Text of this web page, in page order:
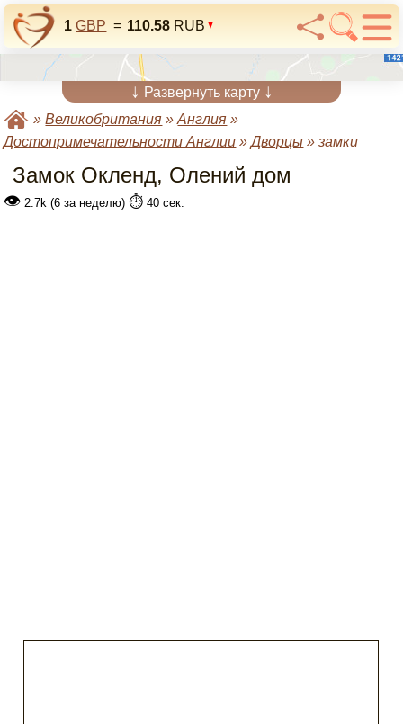
1 GBP = 110.58 RUB
↓ Развернуть карту ↓
»Великобритания »Англия »
Достопримечательности Англии »Дворцы »замки
Замок Окленд, Олений дом
👁 2.7k (6 за неделю) ⏱️ 40 сек.